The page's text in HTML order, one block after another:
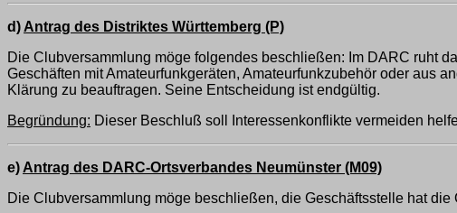
d)Antrag des Distriktes Württemberg (P)
Die Clubversammlung möge folgendes beschließen: Im DARC ruht
Geschäften mit Amateurfunkgeräten, Amateurfunkzubehör oder aus
Klärung zu beauftragen. Seine Entscheidung ist endgültig.
Begründung: Dieser Beschluß soll Interessenkonflikte vermeiden
e)Antrag des DARC-Ortsverbandes Neumünster (M09)
Die Clubversammlung möge beschließen, die Geschäftsstelle hat